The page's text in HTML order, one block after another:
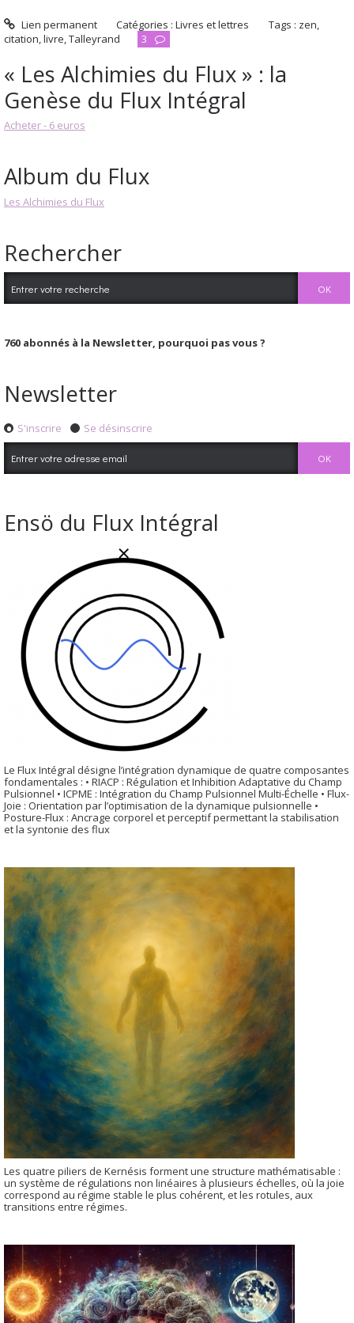
Lien permanent Catégories :Livres et lettres Tags : zen,
citation,livre,Talleyrand 3
« Les Alchimies du Flux » : la
Genèse du Flux Intégral
Acheter - 6 euros
Album du Flux
Les Alchimies du Flux
Rechercher
760 abonnés à la Newsletter, pourquoi pas vous ?
Newsletter
S'inscrire Se désinscrire
Ensö du Flux Intégral
Le Flux Intégral désigne l’intégration dynamique de quatre composantes
fondamentales : • RIACP : Régulation et Inhibition Adaptative du Champ
Pulsionnel • ICPME : Intégration du Champ Pulsionnel Multi-Échelle • Flux-
Joie : Orientation par l’optimisation de la dynamique pulsionnelle •
Posture-Flux : Ancrage corporel et perceptif permettant la stabilisation
et la syntonie des flux
Les quatre piliers de Kernésis forment une structure mathématisable :
un système de régulations non linéaires à plusieurs échelles, où la joie
correspond au régime stable le plus cohérent, et les rotules, aux
transitions entre régimes.